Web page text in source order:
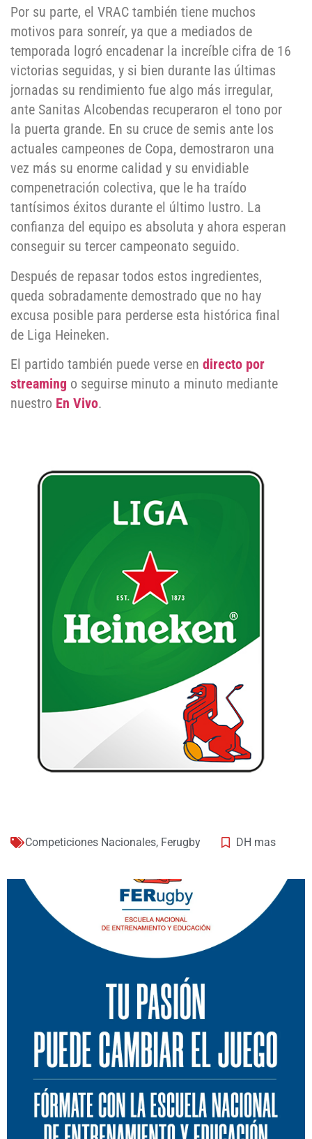
Por su parte, el VRAC también tiene muchos
motivos para sonreír, ya que a mediados de
temporada logró encadenar la increíble cifra de 16
victorias seguidas, y si bien durante las últimas
jornadas su rendimiento fue algo más irregular,
ante Sanitas Alcobendas recuperaron el tono por
la puerta grande. En su cruce de semis ante los
actuales campeones de Copa, demostraron una
vez más su enorme calidad y su envidiable
compenetración colectiva, que le ha traído
tantísimos éxitos durante el último lustro. La
confianza del equipo es absoluta y ahora esperan
conseguir su tercer campeonato seguido.
Después de repasar todos estos ingredientes,
queda sobradamente demostrado que no hay
excusa posible para perderse esta histórica final
de Liga Heineken.
El partido también puede verse en directo por
streaming o seguirse minuto a minuto mediante
nuestro En Vivo.
Competiciones Nacionales, Ferugby DH mas